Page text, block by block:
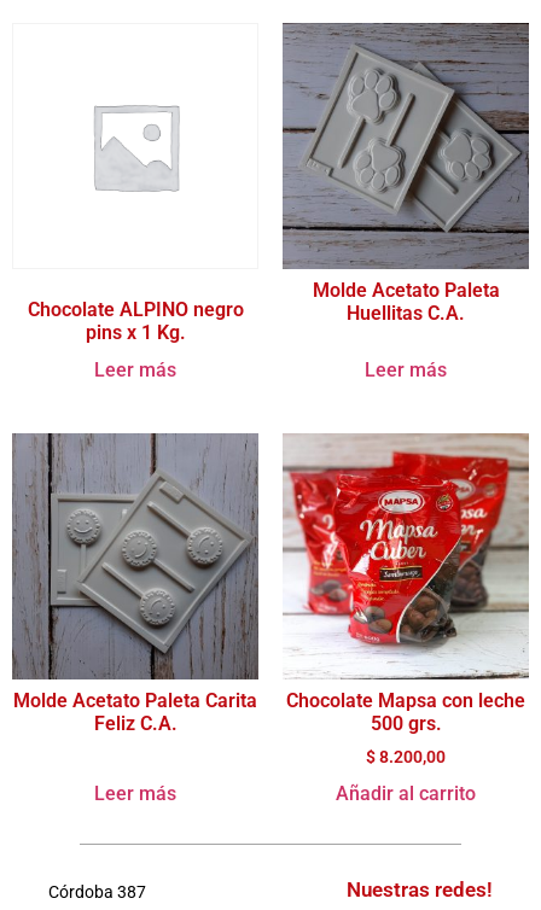
Chocolate ALPINO negro
pins x 1 Kg.
Leer más
Molde Acetato Paleta
Huellitas C.A.
Leer más
Molde Acetato Paleta Carita
Feliz C.A.
Leer más
Chocolate Mapsa con leche
500 grs.
$8.200,00
Añadir al carrito
Córdoba 387
Nuestras redes!